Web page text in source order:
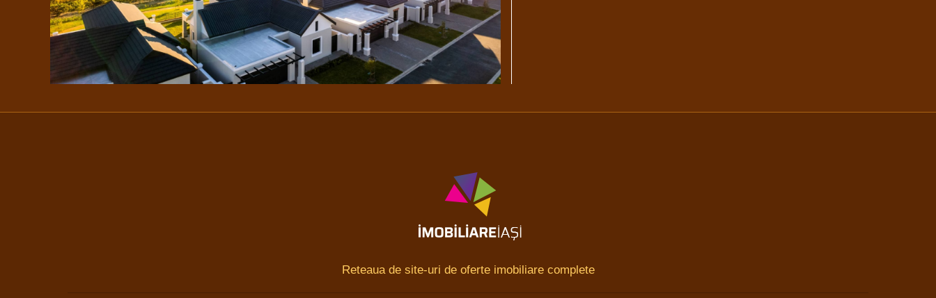
Reteaua de site-uri de oferte imobiliare complete